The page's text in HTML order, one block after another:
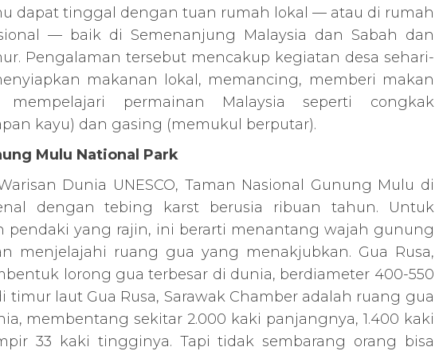
dapat tinggal dengan tuan rumah lokal — atau di rumah
— baik di Semenanjung Malaysia dan Sabah dan
Pengalaman tersebut mencakup kegiatan desa sehari-
makanan lokal, memancing, memberi makan
permainan Malaysia seperti congkak
kayu) dan gasing (memukul berputar).
Mulu National Park
Dunia UNESCO, Taman Nasional Gunung Mulu di
dengan tebing karst berusia ribuan tahun. Untuk
pendaki yang rajin, ini berarti menantang wajah gunung
menjelajahi ruang gua yang menakjubkan. Gua Rusa,
lorong gua terbesar di dunia, berdiameter 400-550
timur laut Gua Rusa, Sarawak Chamber adalah ruang gua
membentang sekitar 2.000 kaki panjangnya, 1.400 kaki
33 kaki tingginya. Tapi tidak sembarang orang bisa